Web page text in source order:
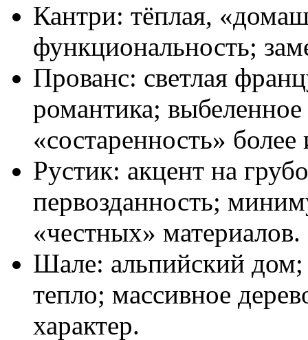
Кантри: тёплая,
функциональность;
Прованс: светлая
романтика; выбеленное
«состаренность»
Рустик: акцент на
первозданность;
«честных» материалов.
Шале: альпийский дом;
тепло; массивное
характер.